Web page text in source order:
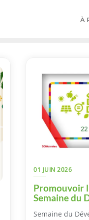
À
01 JUIN 2026
Promouvoir
Semaine du
Semaine du